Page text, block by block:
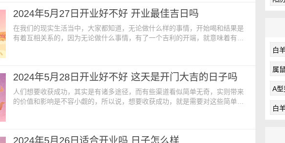
冲】：龙【吉时】：戌时 19:00-21:00【命格】：食神
2024年5月27日开业好不好 开业最佳吉日吗
在我们的现实生活当中，大家都知道，无论做什么样的事情，开始喝和结果是
有着互相关系的，因为无论做什么事情，有了一个吉利的开端，就意味着有一
十日【星座】：双子【福神】：西北【喜神】：西南【煞】：煞
2024年5月28日开业好不好 这天是开门大吉的日子吗
人们想要收获成功，其实是有诸多途径，而有些渠道看似简单无奇，实则带来
的价值和影响是不容小觑的，所以说，想要收获成功，就是需要对这些简单无
南【胎神占方】：占仓库栖外正北【命格】：七杀【当日宜】：
2024年5月26日适合开业吗 日子怎么样